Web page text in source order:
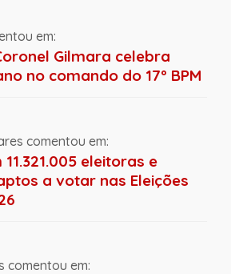
em:
Gilmara celebra
no comando do 17º BPM
comentou em:
eleitoras e
a votar nas Eleições
comentou em: